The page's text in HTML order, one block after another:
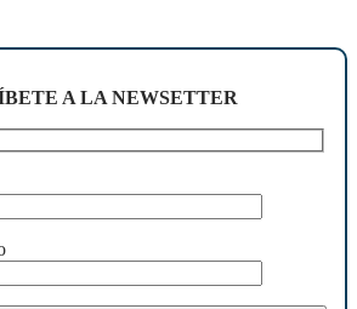
A LA NEWSETTER